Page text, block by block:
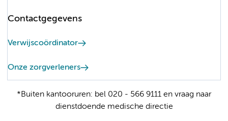
Contactgegevens
Verwijscoördinator
Onze zorgverleners
*Buiten kantooruren: bel 020 - 566 9111 en vraag naar
dienstdoende medische directie